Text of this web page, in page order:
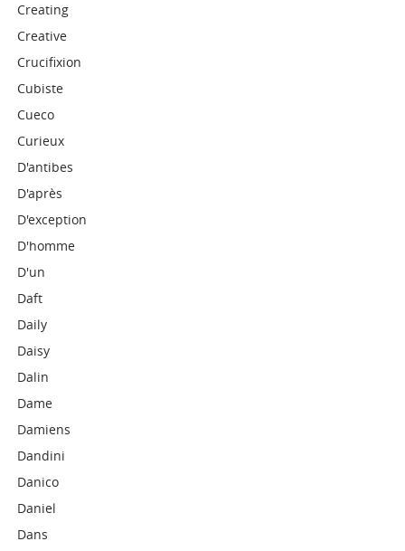
Creating
Creative
Crucifixion
Cubiste
Cueco
Curieux
D'antibes
D'après
D'exception
D'homme
D'un
Daft
Daily
Daisy
Dalin
Dame
Damiens
Dandini
Danico
Daniel
Dans